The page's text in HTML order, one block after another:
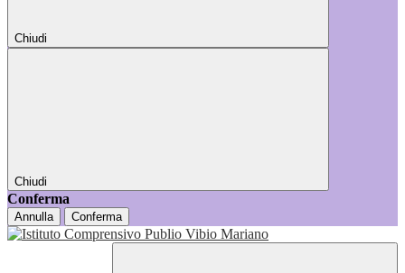
Chiudi
Chiudi
Conferma
Annulla Conferma